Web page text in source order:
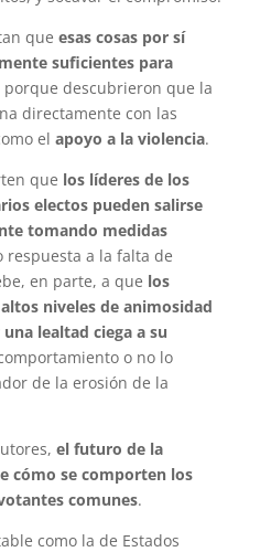
que esas cosas por sí
suficientes para
porque descubrieron que la
directamente con las
el apoyo a la violencia.
que los líderes de los
electos pueden salirse
tomando medidas
respuesta a la falta de
en parte, a que los
niveles de animosidad
lealtad ciega a su
o no lo
de la erosión de la
el futuro de la
cómo se comporten los
comunes.
como la de Estados